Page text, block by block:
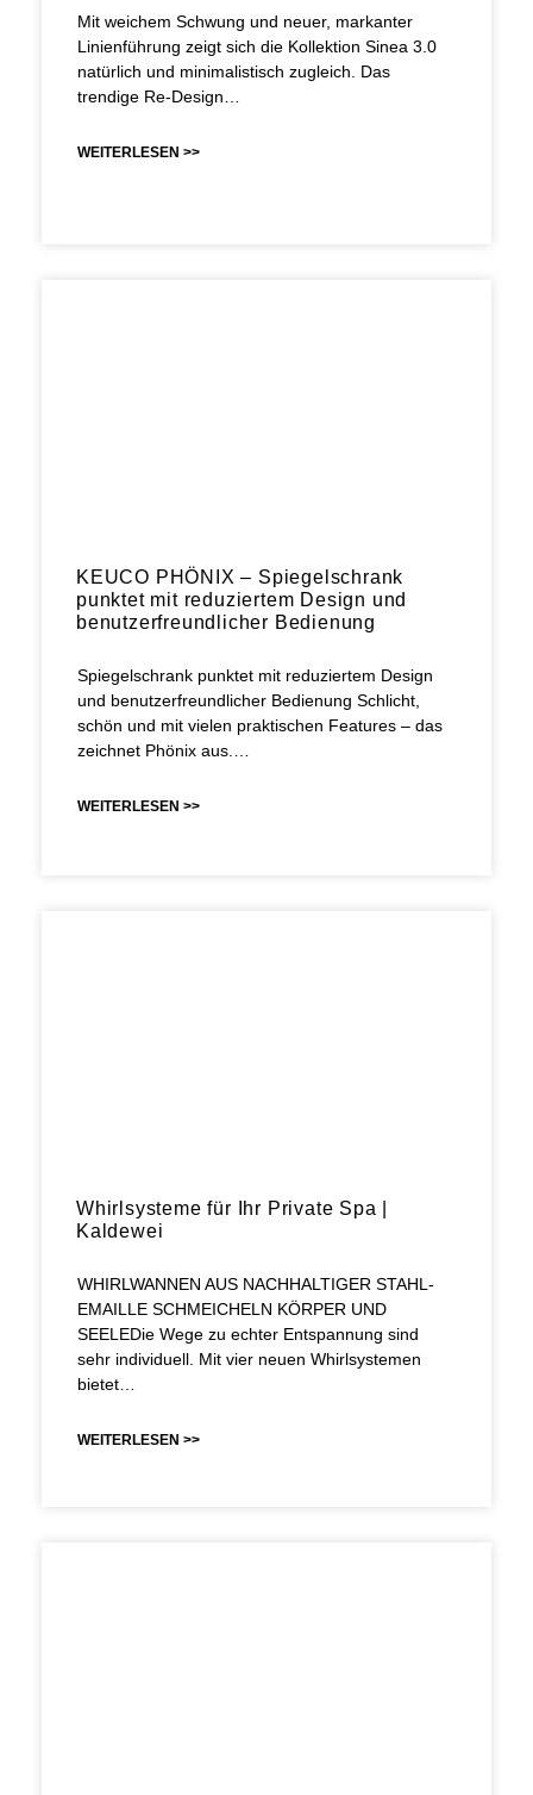
Mit weichem Schwung und neuer, markanter
Linienführung zeigt sich die Kollektion Sinea 3.0
natürlich und minimalistisch zugleich. Das
trendige Re-Design…
WEITERLESEN >>
KEUCO PHÖNIX – Spiegelschrank
punktet mit reduziertem Design und
benutzerfreundlicher Bedienung
Spiegelschrank punktet mit reduziertem Design
und benutzerfreundlicher Bedienung Schlicht,
schön und mit vielen praktischen Features – das
zeichnet Phönix aus.…
WEITERLESEN >>
Whirlsysteme für Ihr Private Spa |
Kaldewei
WHIRLWANNEN AUS NACHHALTIGER STAHL-
EMAILLE SCHMEICHELN KÖRPER UND
SEELEDie Wege zu echter Entspannung sind
sehr individuell. Mit vier neuen Whirlsystemen
bietet…
WEITERLESEN >>